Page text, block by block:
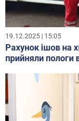
19.12.2025 | 15:05
Рахунок ішов на
прийняли пологи